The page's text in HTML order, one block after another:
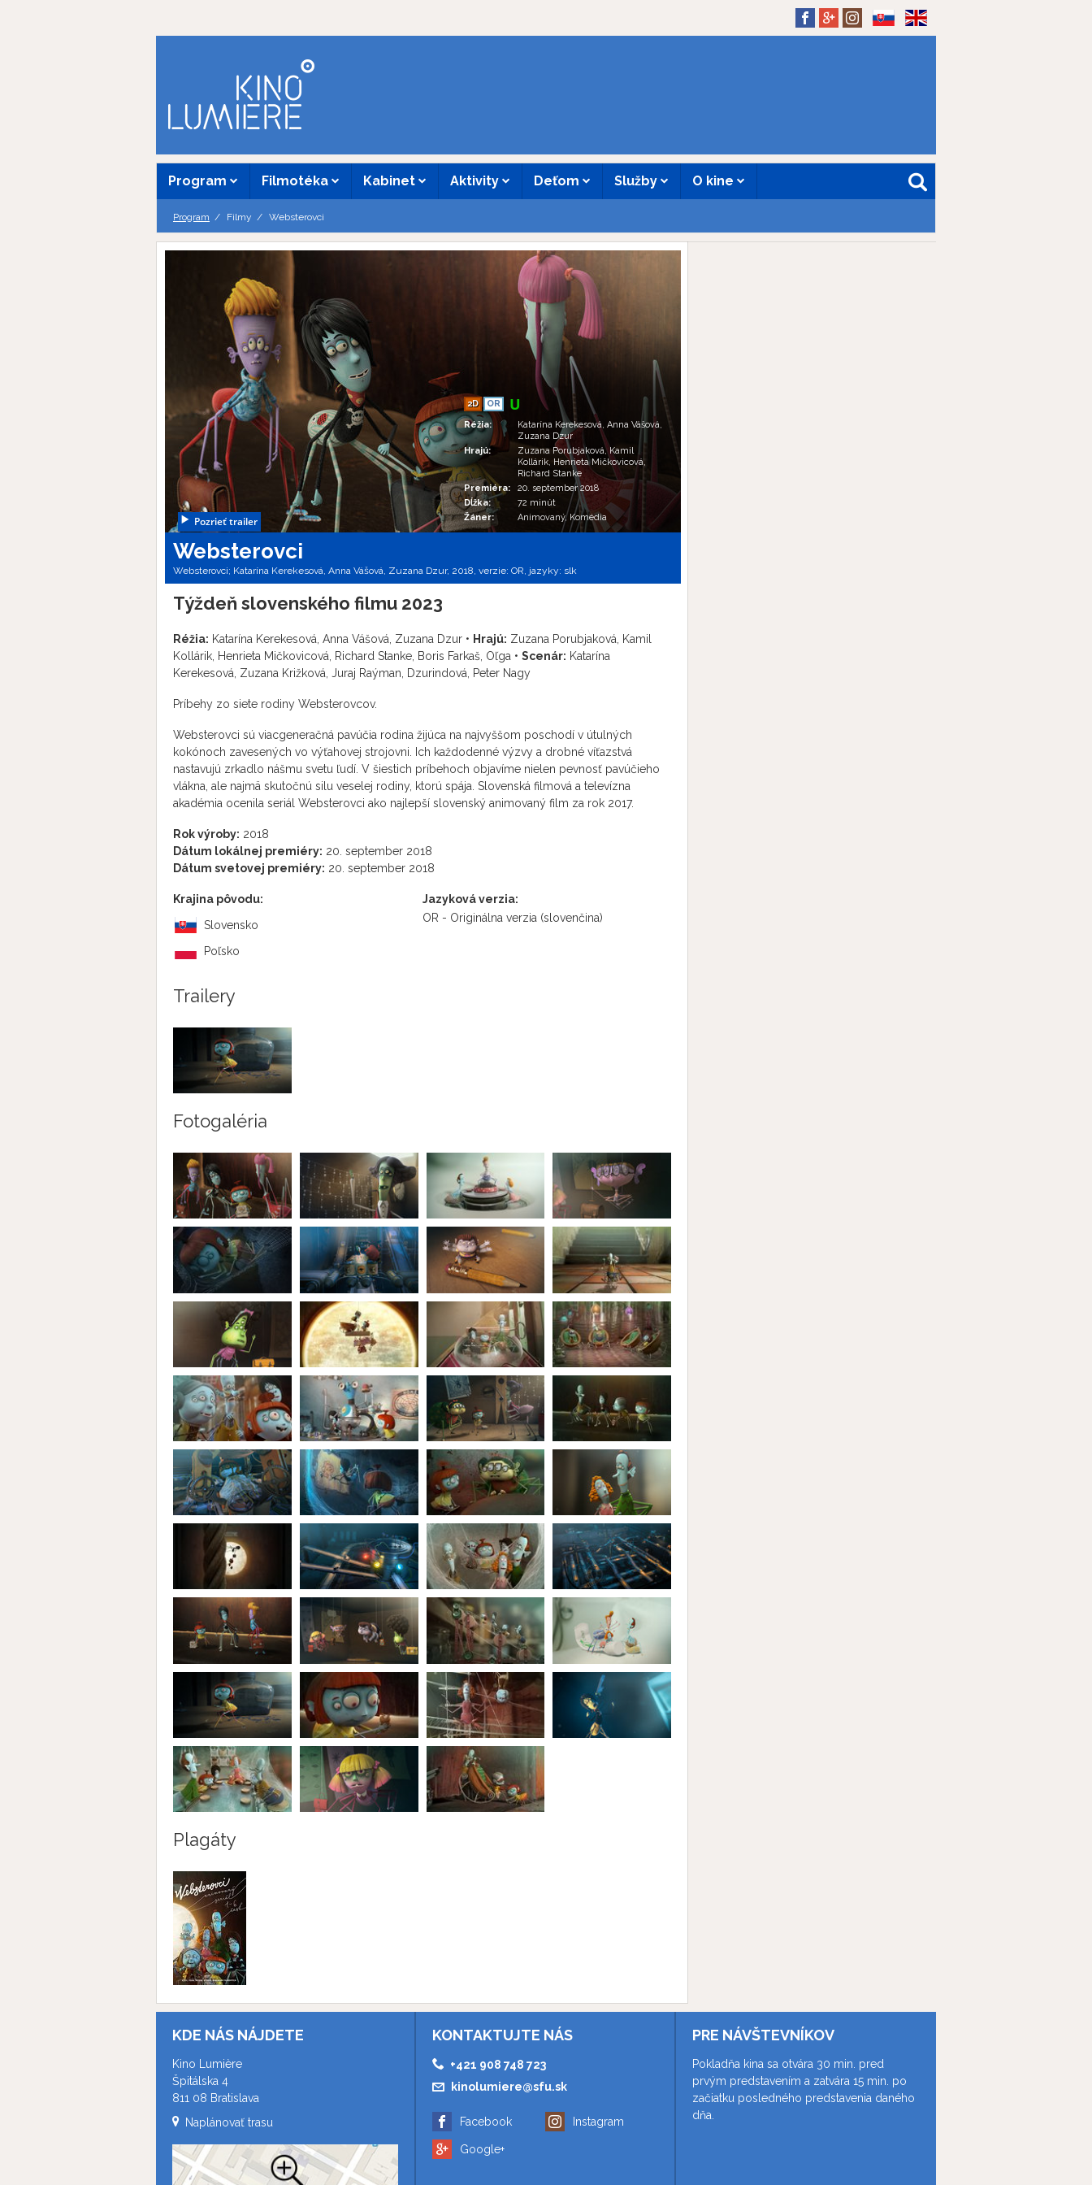
Program Filmotéka Kabinet Aktivity Deťom Služby O kine
Program Filmy Websterovci
Pozrieť trailer
2D
OR
Réžia:
Katarína Kerekesová, Anna Vášová,
Zuzana Dzur
Hrajú:
Zuzana Porubjaková, Kamil
Kollárik, Henrieta Mičkovicová,
Richard Stanke
Premiéra:
20. september 2018
Dĺžka:
72 minút
Žáner:
Animovaný, Komédia
Websterovci
Websterovci; Katarína Kerekesová, Anna Vášová, Zuzana Dzur, 2018, verzie: OR, jazyky: slk
Týždeň slovenského filmu 2023
Réžia: Katarína Kerekesová, Anna Vášová, Zuzana Dzur • Hrajú: Zuzana Porubjaková, Kamil
Kollárik, Henrieta Mičkovicová, Richard Stanke, Boris Farkaš, Oľga • Scenár: Katarína
Kerekesová, Zuzana Križková, Juraj Raýman, Dzurindová, Peter Nagy
Príbehy zo siete rodiny Websterovcov.
Websterovci sú viacgeneračná pavúčia rodina žijúca na najvyššom poschodí v útulných
kokónoch zavesených vo výťahovej strojovni. Ich každodenné výzvy a drobné víťazstvá
nastavujú zrkadlo nášmu svetu ľudí. V šiestich príbehoch objavíme nielen pevnosť pavúčieho
vlákna, ale najmä skutočnú silu veselej rodiny, ktorú spája. Slovenská filmová a televízna
akadémia ocenila seriál Websterovci ako najlepší slovenský animovaný film za rok 2017.
Rok výroby: 2018
Dátum lokálnej premiéry: 20. september 2018
Dátum svetovej premiéry: 20. september 2018
Krajina pôvodu:
Slovensko
Poľsko
Jazyková verzia:
OR - Originálna verzia (slovenčina)
Trailery
Fotogaléria
Plagáty
KDE NÁS NÁJDETE
Kino Lumière
Špitálska 4
811 08 Bratislava
Naplánovať trasu
KONTAKTUJTE NÁS
+421 908 748 723
kinolumiere@sfu.sk
Facebook
Google+
Instagram
PRE NÁVŠTEVNÍKOV
Pokladňa kina sa otvára 30 min. pred
prvým predstavením a zatvára 15 min. po
začiatku posledného predstavenia daného
dňa.